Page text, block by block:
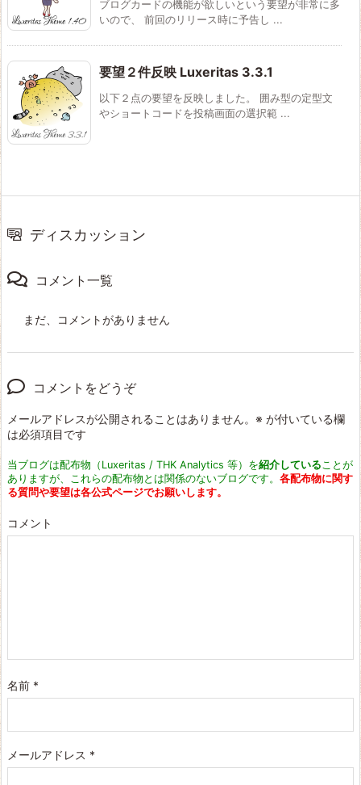
ブログカードの機能が欲しいという要望が非常に多
いので、 前回のリリース時に予告し ...
要望２件反映 Luxeritas 3.3.1
以下２点の要望を反映しました。 囲み型の定型文
やショートコードを投稿画面の選択範 ...
ディスカッション
コメント一覧
まだ、コメントがありません
コメントをどうぞ
メールアドレスが公開されることはありません。 ※ が付いている欄
は必須項目です
当ブログは配布物（Luxeritas / THK Analytics 等）を紹介している ことが
ありますが、これらの配布物とは関係のないブログです。 各配布物に関す
る質問や要望は各公式ページでお願いします。
コメント
名前 *
メールアドレス *